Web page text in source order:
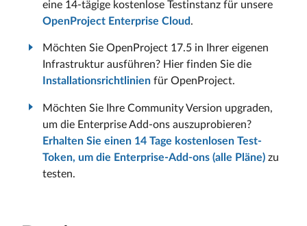
eine 14-tägige kostenlose Testinstanz für unsere
OpenProject Enterprise Cloud.
Möchten Sie OpenProject 17.5 in Ihrer eigenen
Infrastruktur ausführen? Hier finden Sie die
Installationsrichtlinien für OpenProject.
Möchten Sie Ihre Community Version upgraden,
um die Enterprise Add-ons auszuprobieren?
Erhalten Sie einen 14 Tage kostenlosen Test-
Token, um die Enterprise-Add-ons (alle Pläne) zu
testen.